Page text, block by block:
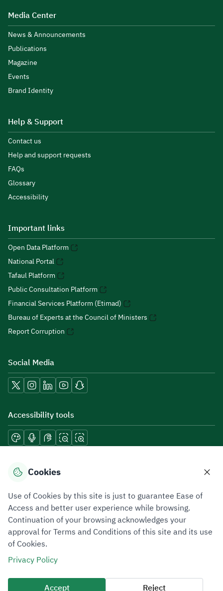
Media Center
News & Announcements
Publications
Magazine
Events
Brand Identity
Help & Support
Contact us
Help and support requests
FAQs
Glossary
Accessibility
Important links
Open Data Platform
National Portal
Tafaul Platform
Public Consultation Platform
Financial Services Platform (Etimad)
Bureau of Experts at the Council of Ministers
Report Corruption
Social Media
Accessibility tools
Download mobile applications
Privacy PolicyTerms of UseSite Map
All rights reserved 2026 © ZATCA.GOV.SA
Developed and Maintained by Zakat, Tax and Customs Authority
Last update for site was
09 August 2026 06:51 PM
Cookies
Use of Cookies by this site is just to guarantee Ease of
Access and better user experience while browsing.
Continuation of your browsing acknowledges your
approval for Terms and Conditions of this site and its use
of Cookies.
Privacy Policy
Accept Reject